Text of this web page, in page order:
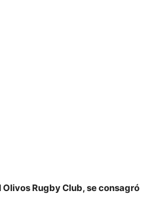
Rugby Club, se consagró